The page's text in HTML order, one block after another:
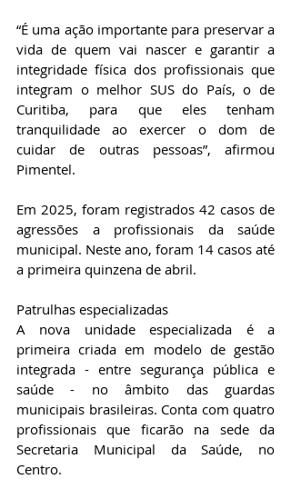
“É uma ação importante para preservar a
vida de quem vai nascer e garantir a
integridade física dos profissionais que
integram o melhor SUS do País, o de
Curitiba, para que eles tenham
tranquilidade ao exercer o dom de
cuidar de outras pessoas”, afirmou
Pimentel.
Em 2025, foram registrados 42 casos de
agressões a profissionais da saúde
municipal. Neste ano, foram 14 casos até
a primeira quinzena de abril.
Patrulhas especializadas
A nova unidade especializada é a
primeira criada em modelo de gestão
integrada - entre segurança pública e
saúde - no âmbito das guardas
municipais brasileiras. Conta com quatro
profissionais que ficarão na sede da
Secretaria Municipal da Saúde, no
Centro.